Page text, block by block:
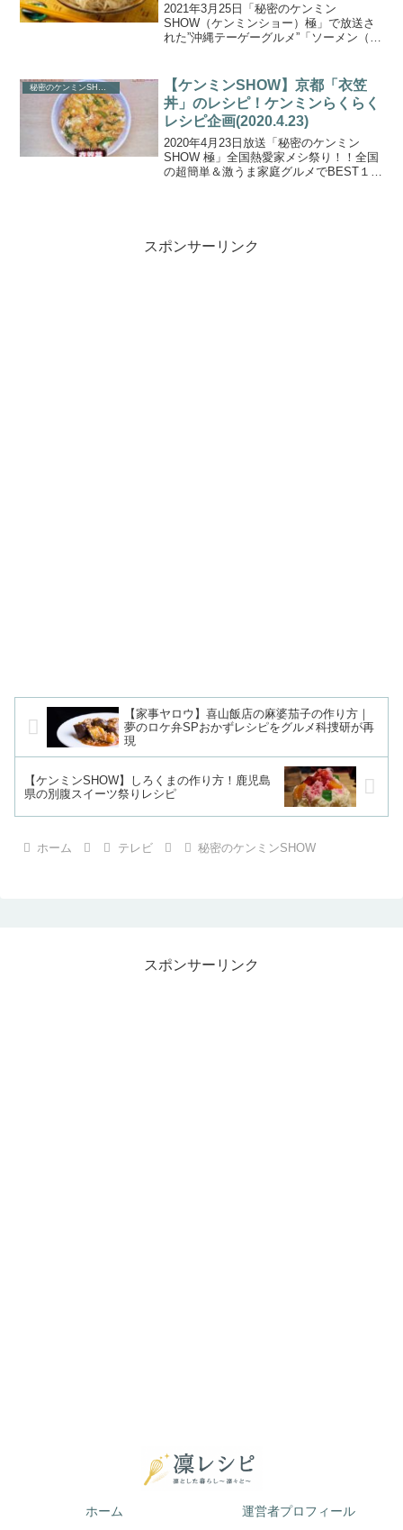
2021年3月25日「秘密のケンミン
SHOW（ケンミンショー）極」で放送さ
れた”沖縄テーゲーグルメ”「ソーメン（ソ
いる人も多いはず！ということで、番組
ではおうちで作れる...
【ケンミンSHOW】京都「衣笠
丼」のレシピ！ケンミンらくらく
レシピ企画(2020.4.23)
2020年4月23日放送「秘密のケンミン
SHOW 極」全国熱愛家メシ祭り！！全国
の超簡単＆激うま家庭グルメでBEST１０
スポンサーリンク
【家事ヤロウ】喜山飯店の麻婆茄子の作り方｜
夢のロケ弁SPおかずレシピをグルメ科捜研が再
現
【ケンミンSHOW】しろくまの作り方！鹿児島
県の別腹スイーツ祭りレシピ
ホーム テレビ 秘密のケンミンSHOW
スポンサーリンク
ホーム 運営者プロフィール